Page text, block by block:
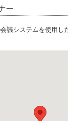
ー
議システムを使用し